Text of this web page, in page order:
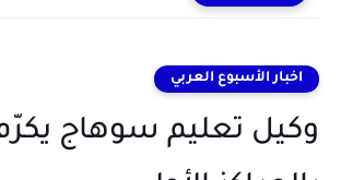
اخبار الأسبوع العربي
وكيل تعليم سوهاج يكرّم